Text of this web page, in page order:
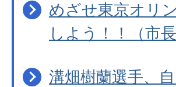
めざせ東京オリ
しよう！！（市
溝畑樹蘭選手、